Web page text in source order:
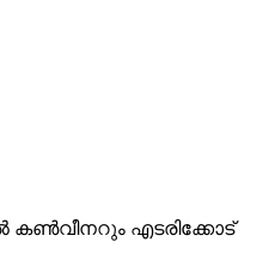
കണ്‍വീനറും എടരിക്കോട്